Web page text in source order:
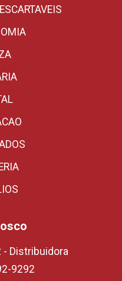
- Distribuidora
9292